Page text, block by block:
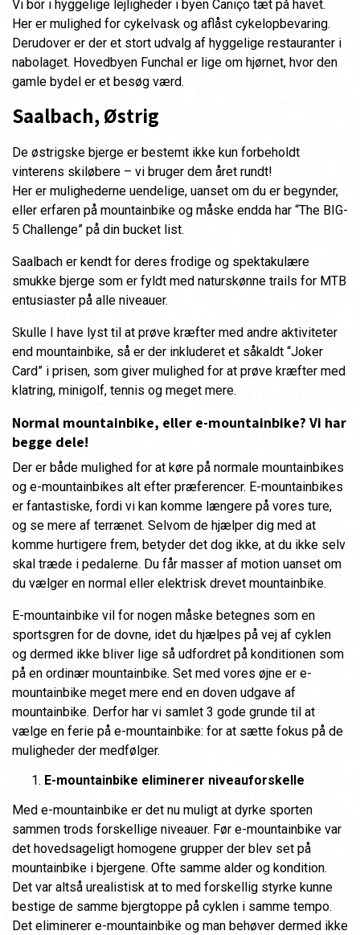
Vi bor i hyggelige lejligheder i byen Caniço tæt på havet.
Her er mulighed for cykelvask og aflåst cykelopbevaring.
Derudover er der et stort udvalg af hyggelige restauranter i
nabolaget. Hovedbyen Funchal er lige om hjørnet, hvor den
gamle bydel er et besøg værd.
Saalbach, Østrig
De østrigske bjerge er bestemt ikke kun forbeholdt
vinterens skiløbere – vi bruger dem året rundt!
Her er mulighederne uendelige, uanset om du er begynder,
eller erfaren på mountainbike og måske endda har “The BIG-
5 Challenge” på din bucket list.
Saalbach er kendt for deres frodige og spektakulære
smukke bjerge som er fyldt med naturskønne trails for MTB
entusiaster på alle niveauer.
Skulle I have lyst til at prøve kræfter med andre aktiviteter
end mountainbike, så er der inkluderet et såkaldt “Joker
Card” i prisen, som giver mulighed for at prøve kræfter med
klatring, minigolf, tennis og meget mere.
Normal mountainbike, eller e-mountainbike? Vi har
begge dele!
Der er både mulighed for at køre på normale mountainbikes
og e-mountainbikes alt efter præferencer. E-mountainbikes
er fantastiske, fordi vi kan komme længere på vores ture,
og se mere af terrænet. Selvom de hjælper dig med at
komme hurtigere frem, betyder det dog ikke, at du ikke selv
skal træde i pedalerne. Du får masser af motion uanset om
du vælger en normal eller elektrisk drevet mountainbike.
E-mountainbike vil for nogen måske betegnes som en
sportsgren for de dovne, idet du hjælpes på vej af cyklen
og dermed ikke bliver lige så udfordret på konditionen som
på en ordinær mountainbike. Set med vores øjne er e-
mountainbike meget mere end en doven udgave af
mountainbike. Derfor har vi samlet 3 gode grunde til at
vælge en ferie på e-mountainbike: for at sætte fokus på de
muligheder der medfølger.
E-mountainbike eliminerer niveauforskelle
Med e-mountainbike er det nu muligt at dyrke sporten
sammen trods forskellige niveauer. Før e-mountainbike var
det hovedsageligt homogene grupper der blev set på
mountainbike i bjergene. Ofte samme alder og kondition.
Det var altså urealistisk at to med forskellig styrke kunne
bestige de samme bjergtoppe på cyklen i samme tempo.
Det eliminerer e-mountainbike og man behøver dermed ikke